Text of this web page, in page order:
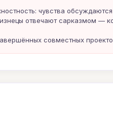
чувства
отвечают сарказмом —
совместных